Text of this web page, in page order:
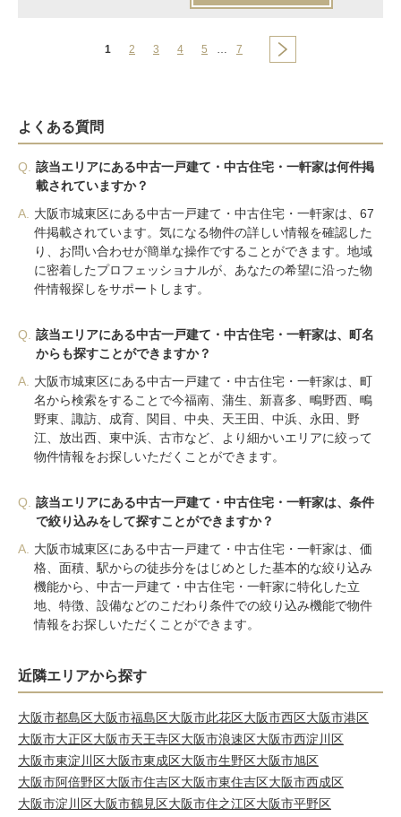
1 2 3 4 5 … 7
よくある質問
Q.
該当エリアにある中古一戸建て・中古住宅・一軒家は何件掲
載されていますか？
A.
大阪市城東区にある中古一戸建て・中古住宅・一軒家は、67
件掲載されています。気になる物件の詳しい情報を確認した
り、お問い合わせが簡単な操作ですることができます。地域
に密着したプロフェッショナルが、あなたの希望に沿った物
件情報探しをサポートします。
Q.
該当エリアにある中古一戸建て・中古住宅・一軒家は、町名
からも探すことができますか？
A.
大阪市城東区にある中古一戸建て・中古住宅・一軒家は、町
名から検索をすることで今福南、蒲生、新喜多、鴫野西、鴫
野東、諏訪、成育、関目、中央、天王田、中浜、永田、野
江、放出西、東中浜、古市など、より細かいエリアに絞って
物件情報をお探しいただくことができます。
Q.
該当エリアにある中古一戸建て・中古住宅・一軒家は、条件
で絞り込みをして探すことができますか？
A.
大阪市城東区にある中古一戸建て・中古住宅・一軒家は、価
格、面積、駅からの徒歩分をはじめとした基本的な絞り込み
機能から、中古一戸建て・中古住宅・一軒家に特化した立
地、特徴、設備などのこだわり条件での絞り込み機能で物件
情報をお探しいただくことができます。
近隣エリアから探す
大阪市都島区大阪市福島区大阪市此花区大阪市西区大阪市港区
大阪市大正区大阪市天王寺区大阪市浪速区大阪市西淀川区
大阪市東淀川区大阪市東成区大阪市生野区大阪市旭区
大阪市阿倍野区大阪市住吉区大阪市東住吉区大阪市西成区
大阪市淀川区大阪市鶴見区大阪市住之江区大阪市平野区